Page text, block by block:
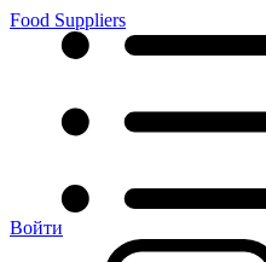
Food Suppliers
Войти